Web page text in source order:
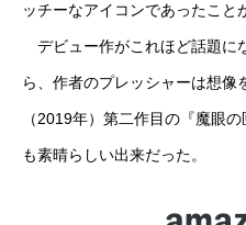
ッチーなアイコンであったこと
デビュー作がこれほど話題に
ら、作者のプレッシャーは想像
（2019年）第二作目の『魔眼
も素晴らしい出来だった。